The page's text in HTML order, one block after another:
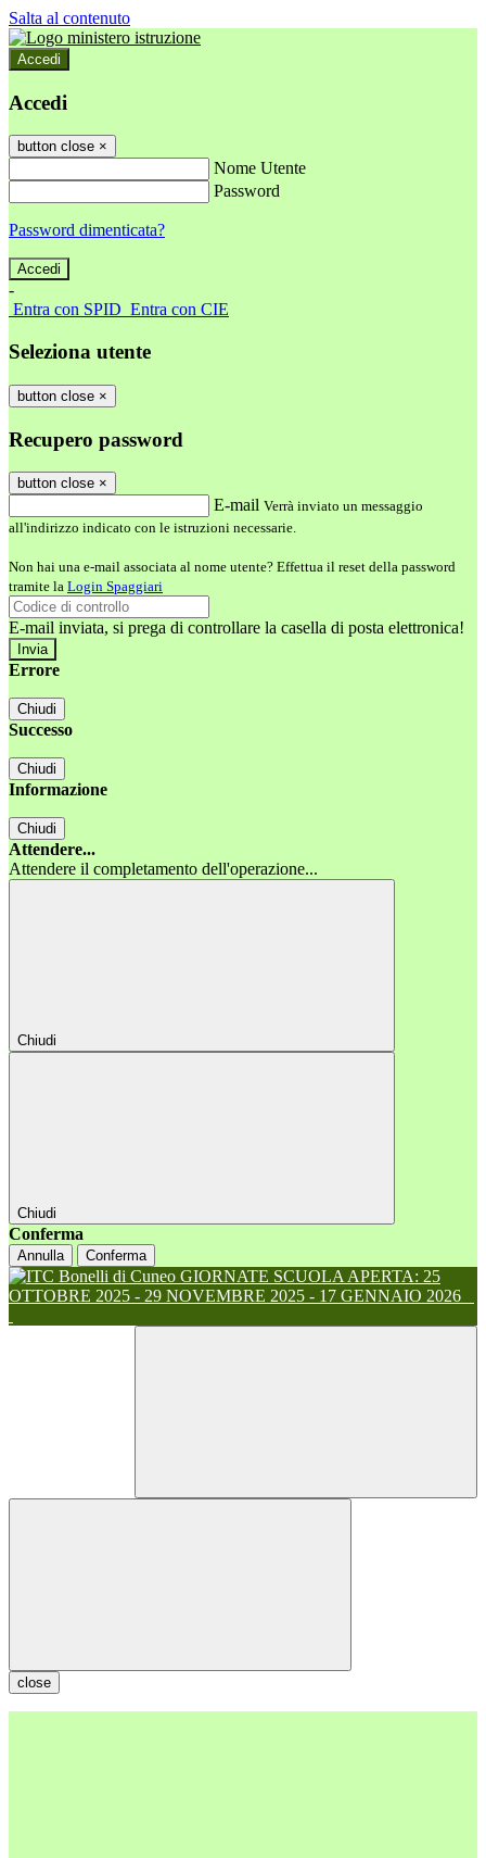
Salta al contenuto
Accedi
Accedi
button close ×
Nome Utente
Password
Password dimenticata?
-
Entra con SPID Entra con CIE
Seleziona utente
button close ×
Recupero password
button close ×
E-mail Verrà inviato un messaggio
all'indirizzo indicato con le istruzioni necessarie.
Non hai una e-mail associata al nome utente? Effettua il reset della password
tramite la Login Spaggiari
E-mail inviata, si prega di controllare la casella di posta elettronica!
Errore
Chiudi
Successo
Chiudi
Informazione
Chiudi
Attendere...
Attendere il completamento dell'operazione...
Chiudi
Chiudi
Conferma
Annulla Conferma
GIORNATE SCUOLA APERTA: 25
OTTOBRE 2025 - 29 NOVEMBRE 2025 - 17 GENNAIO 2026
close